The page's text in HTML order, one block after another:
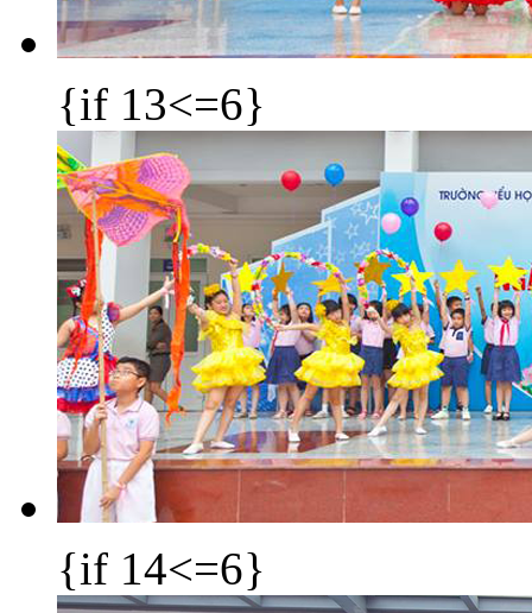
{if 13<=6}
{if 14<=6}